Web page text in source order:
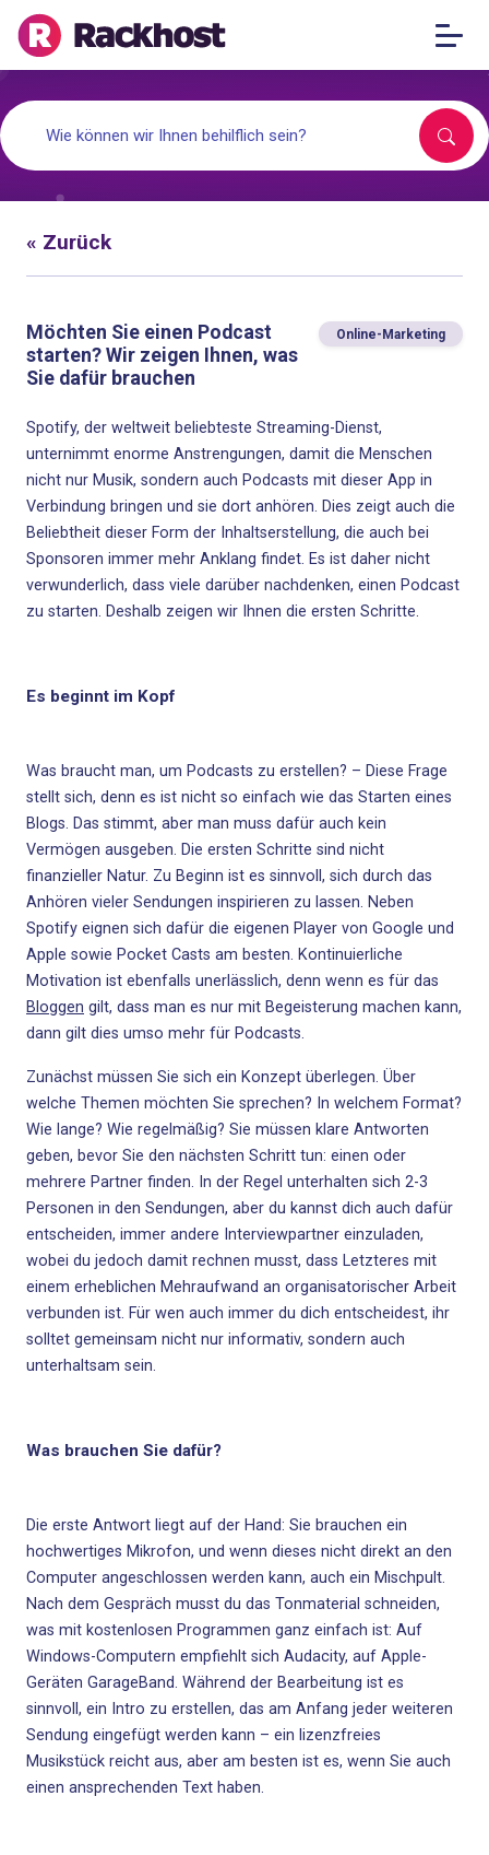
« Zurück
Möchten Sie einen Podcast
starten? Wir zeigen Ihnen, was
Sie dafür brauchen
Online-Marketing
Spotify, der weltweit beliebteste Streaming-Dienst,
unternimmt enorme Anstrengungen, damit die Menschen
nicht nur Musik, sondern auch Podcasts mit dieser App in
Verbindung bringen und sie dort anhören. Dies zeigt auch die
Beliebtheit dieser Form der Inhaltserstellung, die auch bei
Sponsoren immer mehr Anklang findet. Es ist daher nicht
verwunderlich, dass viele darüber nachdenken, einen Podcast
zu starten. Deshalb zeigen wir Ihnen die ersten Schritte.
Es beginnt im Kopf
Was braucht man, um Podcasts zu erstellen? – Diese Frage
stellt sich, denn es ist nicht so einfach wie das Starten eines
Blogs. Das stimmt, aber man muss dafür auch kein
Vermögen ausgeben. Die ersten Schritte sind nicht
finanzieller Natur. Zu Beginn ist es sinnvoll, sich durch das
Anhören vieler Sendungen inspirieren zu lassen. Neben
Spotify eignen sich dafür die eigenen Player von Google und
Apple sowie Pocket Casts am besten. Kontinuierliche
Motivation ist ebenfalls unerlässlich, denn wenn es für das
Bloggen gilt, dass man es nur mit Begeisterung machen kann,
dann gilt dies umso mehr für Podcasts.
Zunächst müssen Sie sich ein Konzept überlegen. Über
welche Themen möchten Sie sprechen? In welchem Format?
Wie lange? Wie regelmäßig? Sie müssen klare Antworten
geben, bevor Sie den nächsten Schritt tun: einen oder
mehrere Partner finden. In der Regel unterhalten sich 2-3
Personen in den Sendungen, aber du kannst dich auch dafür
entscheiden, immer andere Interviewpartner einzuladen,
wobei du jedoch damit rechnen musst, dass Letzteres mit
einem erheblichen Mehraufwand an organisatorischer Arbeit
verbunden ist. Für wen auch immer du dich entscheidest, ihr
solltet gemeinsam nicht nur informativ, sondern auch
unterhaltsam sein.
Was brauchen Sie dafür?
Die erste Antwort liegt auf der Hand: Sie brauchen ein
hochwertiges Mikrofon, und wenn dieses nicht direkt an den
Computer angeschlossen werden kann, auch ein Mischpult.
Nach dem Gespräch musst du das Tonmaterial schneiden,
was mit kostenlosen Programmen ganz einfach ist: Auf
Windows-Computern empfiehlt sich Audacity, auf Apple-
Geräten GarageBand. Während der Bearbeitung ist es
sinnvoll, ein Intro zu erstellen, das am Anfang jeder weiteren
Sendung eingefügt werden kann – ein lizenzfreies
Musikstück reicht aus, aber am besten ist es, wenn Sie auch
einen ansprechenden Text haben.